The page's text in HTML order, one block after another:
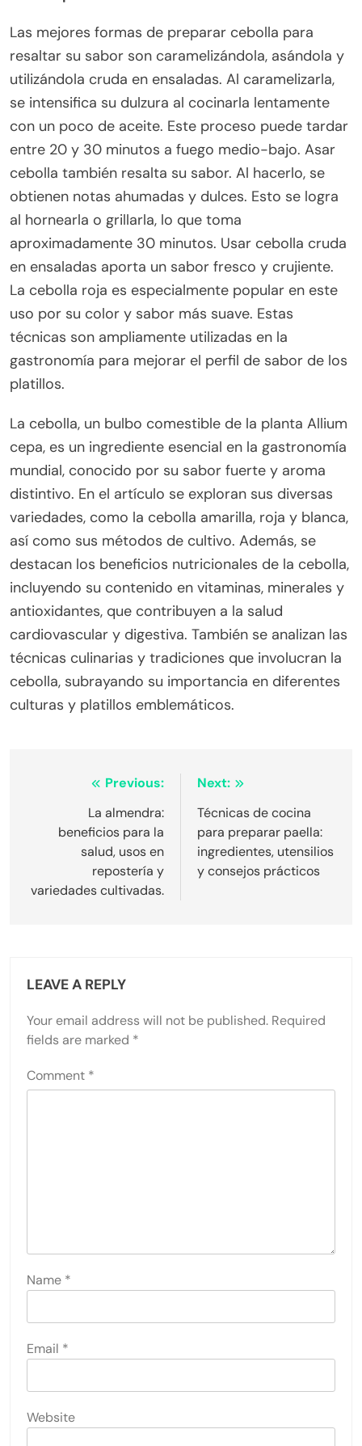
Las mejores formas de preparar cebolla para
resaltar su sabor son caramelizándola, asándola y
utilizándola cruda en ensaladas. Al caramelizarla,
se intensifica su dulzura al cocinarla lentamente
con un poco de aceite. Este proceso puede tardar
entre 20 y 30 minutos a fuego medio-bajo. Asar
cebolla también resalta su sabor. Al hacerlo, se
obtienen notas ahumadas y dulces. Esto se logra
al hornearla o grillarla, lo que toma
aproximadamente 30 minutos. Usar cebolla cruda
en ensaladas aporta un sabor fresco y crujiente.
La cebolla roja es especialmente popular en este
uso por su color y sabor más suave. Estas
técnicas son ampliamente utilizadas en la
gastronomía para mejorar el perfil de sabor de los
platillos.
La cebolla, un bulbo comestible de la planta Allium
cepa, es un ingrediente esencial en la gastronomía
mundial, conocido por su sabor fuerte y aroma
distintivo. En el artículo se exploran sus diversas
variedades, como la cebolla amarilla, roja y blanca,
así como sus métodos de cultivo. Además, se
destacan los beneficios nutricionales de la cebolla,
incluyendo su contenido en vitaminas, minerales y
antioxidantes, que contribuyen a la salud
cardiovascular y digestiva. También se analizan las
técnicas culinarias y tradiciones que involucran la
cebolla, subrayando su importancia en diferentes
culturas y platillos emblemáticos.
navigation
Previous:
La almendra:
beneficios para la
salud, usos en
repostería y
variedades cultivadas.
Next:
Técnicas de cocina
para preparar paella:
ingredientes, utensilios
y consejos prácticos
LEAVE A REPLY
Your email address will not be published. Required
fields are marked *
Comment *
Name *
Email *
Website